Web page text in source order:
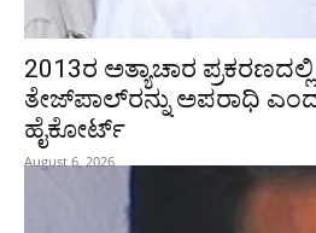
2013ರ ಅತ್ಯಾಚಾರ
ತೇಜ್‌ಪಾಲ್‌ರನ್ನು ಅಪರಾಧಿ
ಹೈಕೋರ್ಟ್
August 6, 2026